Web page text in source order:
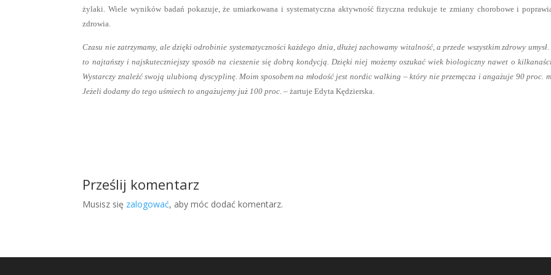
żylaki. Wiele wyników badań pokazuje, że umiarkowana i systematyczna aktywność fizyczna redukuje te zmiany chorobowe i
zdrowia.
Czasu nie zatrzymamy, ale dzięki odrobinie systematyczności każdego dnia, dłużej zachowamy witalność, a przede wszystkim zdrowy
to najtańszy i najskuteczniejszy sposób na cieszenie się dobrą kondycją. Dzięki niej możemy oszukać wiek biologiczny nawet o
Wystarczy znaleźć swoją ulubioną dyscyplinę. Moim sposobem na młodość jest nordic walking – który nie przemęcza i angażuje 90 proc.
Jeżeli dodamy do tego uśmiech to angażujemy już 100 proc. – żartuje Edyta Kędzierska.
Prześlij komentarz
Musisz się zalogować, aby móc dodać komentarz.